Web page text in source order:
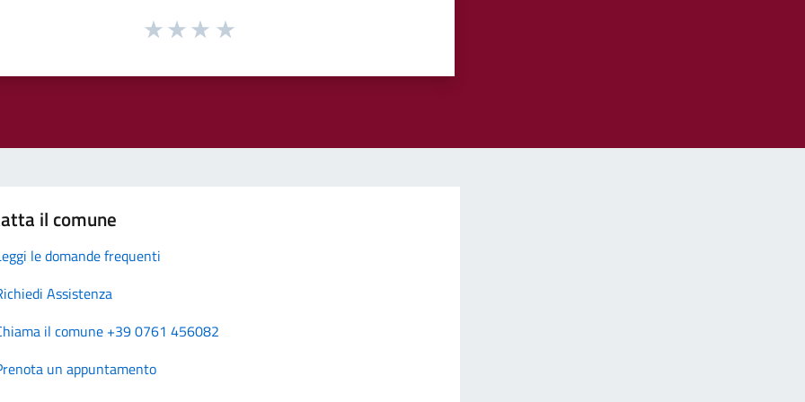
il comune
le domande frequenti
Assistenza
il comune +39 0761 456082
un appuntamento